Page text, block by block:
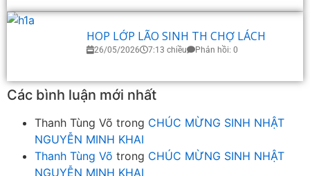
HOP LỚP LÃO SINH TH CHỢ LÁCH
26/05/2026 7:13 chiều Phản hồi: 0
Các bình luận mới nhất
Thanh Tùng Võ trong CHÚC MỪNG SINH NHẬT
NGUYỄN MINH KHAI
Thanh Tùng Võ trong CHÚC MỪNG SINH NHẬT
NGUYỄN MINH KHAI